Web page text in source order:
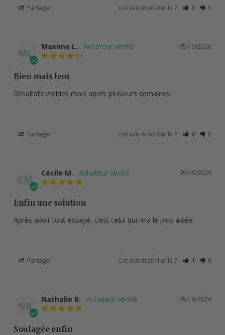
Partager Cet avis était-il utile ? 0 1
ML
05/19/2026
Maxime L.
Bien mais lent
Résultats visibles mais après plusieurs semaines.
Partager Cet avis était-il utile ? 0 1
CM
05/19/2026
Cécile M.
Enfin une solution
Après avoir tout essayé, c’est celui qui m’a le plus aidée.
Partager Cet avis était-il utile ? 1 0
NB
05/19/2026
Nathalie B.
Soulagée enfin